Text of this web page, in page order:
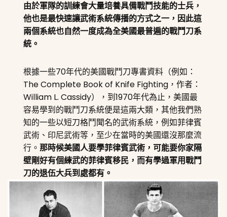
由於軍隊的訓練會大量培養具備戰鬥技能的士兵，
他也是最快速讓武術系統傳播的方式之一，因此這
兩個系統也自然一度成為全美國最普遍的戰鬥刀系
統。
根據一些70年代的美國戰鬥刀專書資料（例如：
The Complete Book of Knife Fighting，作者：
William L. Cassidy），到1970年代為止，美國最
容易學到的戰鬥刀系統便是這兩大類，其他我們熟
知的一些以短刀格鬥聞名的武術系統，例如菲律賓
武術、印尼武術等，至少在當時的美國還沒那麼流
行。 那時候美國人要學菲律賓武術，可能要你家隔
壁剛好有個練武的菲律賓移民，而有學過軍用戰鬥
刀的退伍大兵到處都有。